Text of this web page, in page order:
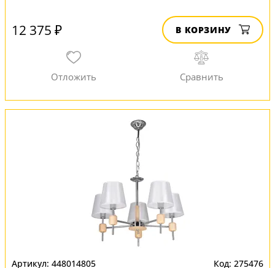
12 375 ₽ В КОРЗИНУ
448014805 275476